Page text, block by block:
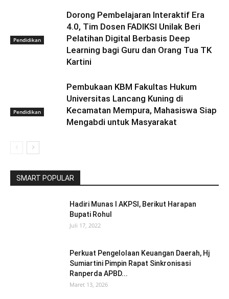
Pendidikan
Dorong Pembelajaran Interaktif Era
4.0, Tim Dosen FADIKSI Unilak Beri
Pelatihan Digital Berbasis Deep
Learning bagi Guru dan Orang Tua TK
Kartini
Pendidikan
Pembukaan KBM Fakultas Hukum
Universitas Lancang Kuning di
Kecamatan Mempura, Mahasiswa Siap
Mengabdi untuk Masyarakat
SMART POPULAR
Hadiri Munas I AKPSI, Berikut Harapan
Bupati Rohul
Juli 17, 2022
Perkuat Pengelolaan Keuangan Daerah, Hj
Sumiartini Pimpin Rapat Sinkronisasi
Ranperda APBD...
Maret 13, 2026